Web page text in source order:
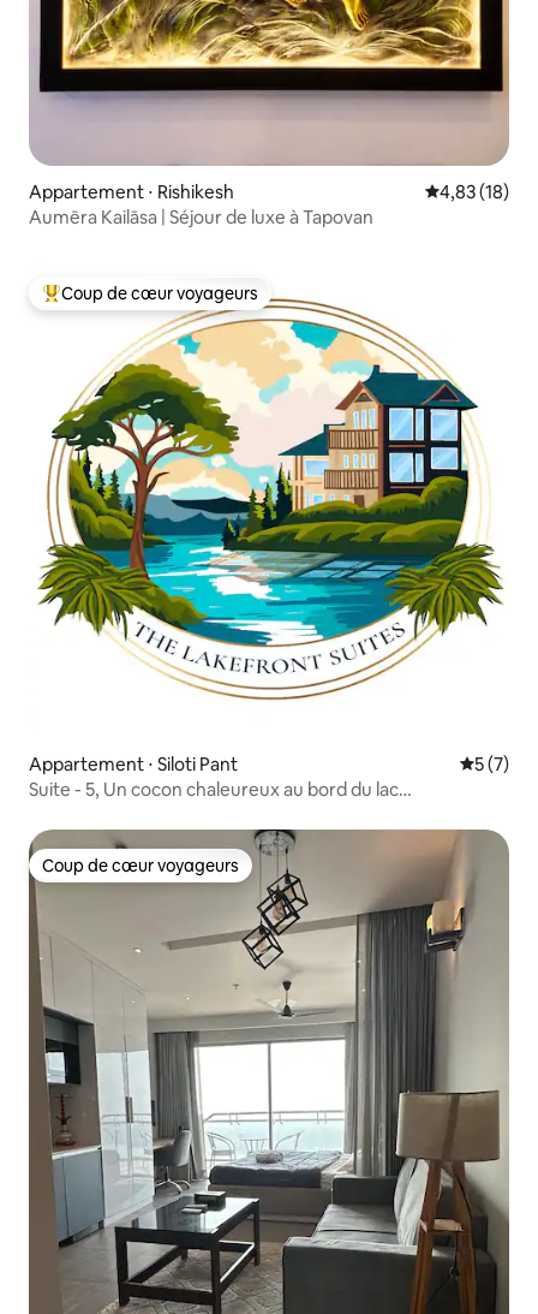
Appartement ⋅ Rishikesh Évaluation
4,83 (18)
Aumēra Kailāsa | Séjour de luxe à Tapovan
Coups de cœur voyageurs les plus appréciés
Coup de cœur voyageurs
Appartement ⋅ Siloti Pant
5 (7)
Suite - 5, Un cocon chaleureux au bord du lac
Coup de cœur voyageurs
Coup de cœur voyageurs